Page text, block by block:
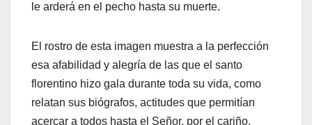
le arderá en el pecho hasta su muerte.
El rostro de esta imagen muestra a la perfección
esa afabilidad y alegría de las que el santo
florentino hizo gala durante toda su vida, como
relatan sus biógrafos, actitudes que permitían
acercar a todos hasta el Señor, por el cariño,